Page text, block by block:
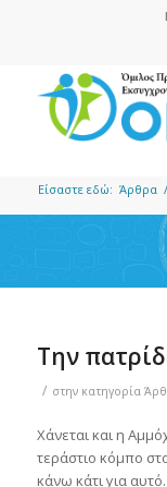
Είσαστε εδώ: Άρθρα /
Την
/ στην κατηγορία
Χάνεται και η
τεράστιο κόμπο
κάνω κάτι για